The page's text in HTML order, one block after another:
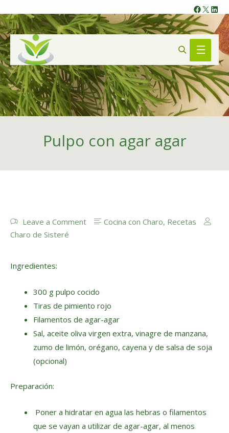
X
Main
Menu
Search
Pulpo con agar agar
Leave a Comment Cocina con Charo, Recetas
Charo de Sisteré
Ingredientes:
300 g pulpo cocido
Tiras de pimiento rojo
Filamentos de agar-agar
Sal, aceite oliva virgen extra, vinagre de manzana,
zumo de limón, orégano, cayena y de salsa de soja
(opcional)
Preparación:
Poner a hidratar en agua las hebras o filamentos
que se vayan a utilizar de agar-agar, al menos